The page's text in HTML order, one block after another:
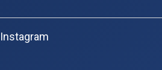
á
pInstagram